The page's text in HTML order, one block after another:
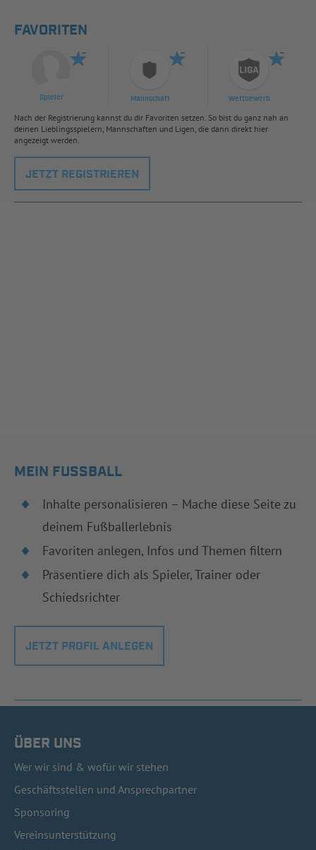
FAVORITEN
Spieler Mannschaft Wettbewerb
Nach der Registrierung kannst du dir Favoriten setzen. So bist du ganz nah an
deinen Lieblingsspielern, Mannschaften und Ligen, die dann direkt hier
angezeigt werden.
JETZT REGISTRIEREN
MEIN FUSSBALL
Inhalte personalisieren – Mache diese Seite zu
deinem Fußballerlebnis
Favoriten anlegen, Infos und Themen filtern
Präsentiere dich als Spieler, Trainer oder
Schiedsrichter
JETZT PROFIL ANLEGEN
ÜBER UNS
Wer wir sind & wofür wir stehen
Geschäftsstellen und Ansprechpartner
Sponsoring
Vereinsunterstützung